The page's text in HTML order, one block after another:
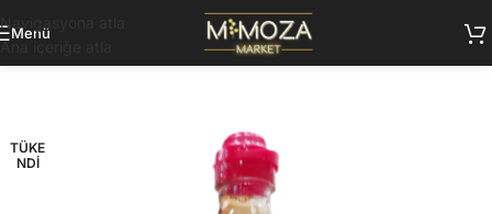
Navigasyona atla
Ana içeriğe atla
Menü
TÜKE
NDI